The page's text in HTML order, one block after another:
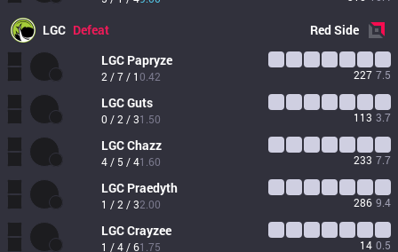
LGC Defeat RedSide
LGC Papryze
2 / 7 / 10.42 227 7.5
LGCGuts
0 / 2 / 31.50 113 3.7
LGCChazz
4 / 5 / 41.60 233 7.7
LGC Praedyth
1 / 2 / 32.00 286 9.4
LGCCrayzee
1 / 4 / 61.75 14 0.5